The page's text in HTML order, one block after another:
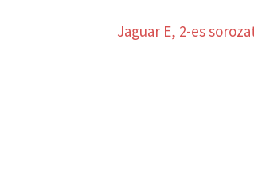
Jaguar E, 2-es